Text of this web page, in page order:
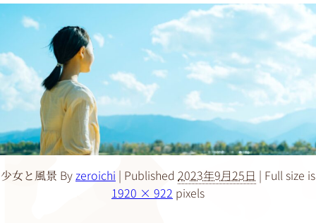
少女と風景 Byzeroichi | Published 2023年9月25日 | Full size is
1920 × 922 pixels